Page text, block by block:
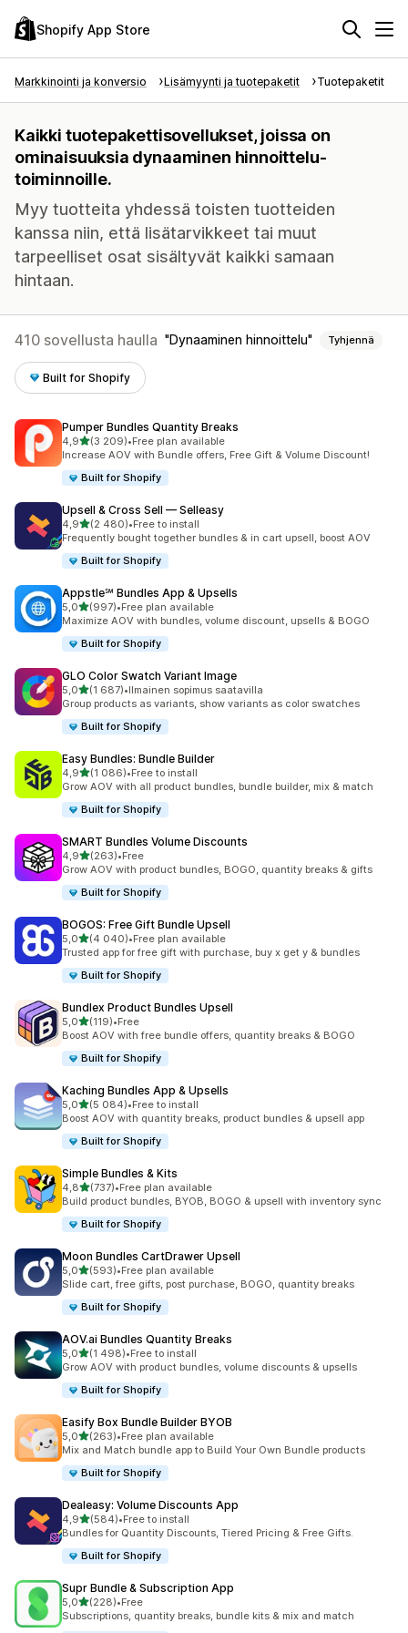
Shopify App Store
Markkinointi ja konversio Lisämyynti ja tuotepaketit Tuotepaketit
Kaikki tuotepakettisovellukset, joissa on
ominaisuuksia dynaaminen hinnoittelu-
toiminnoille.
Myy tuotteita yhdessä toisten tuotteiden
kanssa niin, että lisätarvikkeet tai muut
tarpeelliset osat sisältyvät kaikki samaan
hintaan.
410 sovellusta haulla Dynaaminen hinnoittelu Tyhjennä
Built for Shopify
Pumper Bundles Quantity Breaks
4,9/ 5 tähteä
(3 209)
3209 arvostelua yhteensä
•Free plan available
Increase AOV with Bundle offers, Free Gift & Volume Discount!
Built for Shopify
Upsell & Cross Sell — Selleasy
4,9/ 5 tähteä
(2 480)
2480 arvostelua yhteensä
•Free to install
Frequently bought together bundles & in cart upsell, boost AOV
Built for Shopify
Appstle℠ Bundles App & Upsells
5,0/ 5 tähteä
(997)
997 arvostelua yhteensä
•Free plan available
Maximize AOV with bundles, volume discount, upsells & BOGO
Built for Shopify
GLO Color Swatch Variant Image
5,0/ 5 tähteä
(1 687)
1687 arvostelua yhteensä
•Ilmainen sopimus saatavilla
Group products as variants, show variants as color swatches
Built for Shopify
Easy Bundles: Bundle Builder
4,9/ 5 tähteä
(1 086)
1086 arvostelua yhteensä
•Free to install
Grow AOV with all product bundles, bundle builder, mix & match
Built for Shopify
SMART Bundles Volume Discounts
4,9/ 5 tähteä
(263)
263 arvostelua yhteensä
•Free
Grow AOV with product bundles, BOGO, quantity breaks & gifts
Built for Shopify
BOGOS: Free Gift Bundle Upsell
5,0/ 5 tähteä
(4 040)
4040 arvostelua yhteensä
•Free plan available
Trusted app for free gift with purchase, buy x get y & bundles
Built for Shopify
Bundlex Product Bundles Upsell
5,0/ 5 tähteä
(119)
119 arvostelua yhteensä
•Free
Boost AOV with free bundle offers, quantity breaks & BOGO
Built for Shopify
Kaching Bundles App & Upsells
5,0/ 5 tähteä
(5 084)
5084 arvostelua yhteensä
•Free to install
Boost AOV with quantity breaks, product bundles & upsell app
Built for Shopify
Simple Bundles & Kits
4,8/ 5 tähteä
(737)
737 arvostelua yhteensä
•Free plan available
Build product bundles, BYOB, BOGO & upsell with inventory sync
Built for Shopify
Moon Bundles CartDrawer Upsell
5,0/ 5 tähteä
(593)
593 arvostelua yhteensä
•Free plan available
Slide cart, free gifts, post purchase, BOGO, quantity breaks
Built for Shopify
AOV.ai Bundles Quantity Breaks
5,0/ 5 tähteä
(1 498)
1498 arvostelua yhteensä
•Free to install
Grow AOV with product bundles, volume discounts & upsells
Built for Shopify
Easify Box Bundle Builder BYOB
5,0/ 5 tähteä
(263)
263 arvostelua yhteensä
•Free plan available
Mix and Match bundle app to Build Your Own Bundle products
Built for Shopify
Dealeasy: Volume Discounts App
4,9/ 5 tähteä
(584)
584 arvostelua yhteensä
•Free to install
Bundles for Quantity Discounts, Tiered Pricing & Free Gifts.
Built for Shopify
Supr Bundle & Subscription App
5,0/ 5 tähteä
(228)
228 arvostelua yhteensä
•Free
Subscriptions, quantity breaks, bundle kits & mix and match